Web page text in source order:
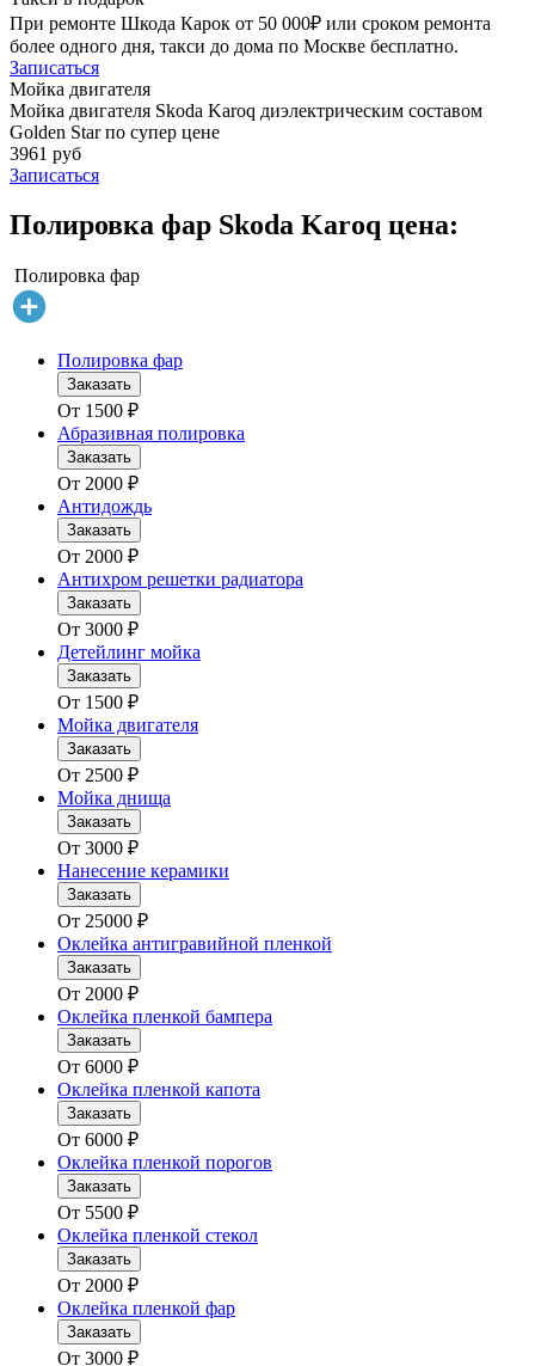
При ремонте Шкода Карок от 50 000₽ или сроком ремонта
более одного дня, такси до дома по Москве бесплатно.
Записаться
Мойка двигателя
Мойка двигателя Skoda Karoq диэлектрическим составом
Golden Star по супер цене
3961 руб
Записаться
Полировка фар Skoda Karoq цена:
Полировка фар
Полировка фар
Заказать
От 1500 ₽
Абразивная полировка
Заказать
От 2000 ₽
Антидождь
Заказать
От 2000 ₽
Антихром решетки радиатора
Заказать
От 3000 ₽
Детейлинг мойка
Заказать
От 1500 ₽
Мойка двигателя
Заказать
От 2500 ₽
Мойка днища
Заказать
От 3000 ₽
Нанесение керамики
Заказать
От 25000 ₽
Оклейка антигравийной пленкой
Заказать
От 2000 ₽
Оклейка пленкой бампера
Заказать
От 6000 ₽
Оклейка пленкой капота
Заказать
От 6000 ₽
Оклейка пленкой порогов
Заказать
От 5500 ₽
Оклейка пленкой стекол
Заказать
От 2000 ₽
Оклейка пленкой фар
Заказать
От 3000 ₽